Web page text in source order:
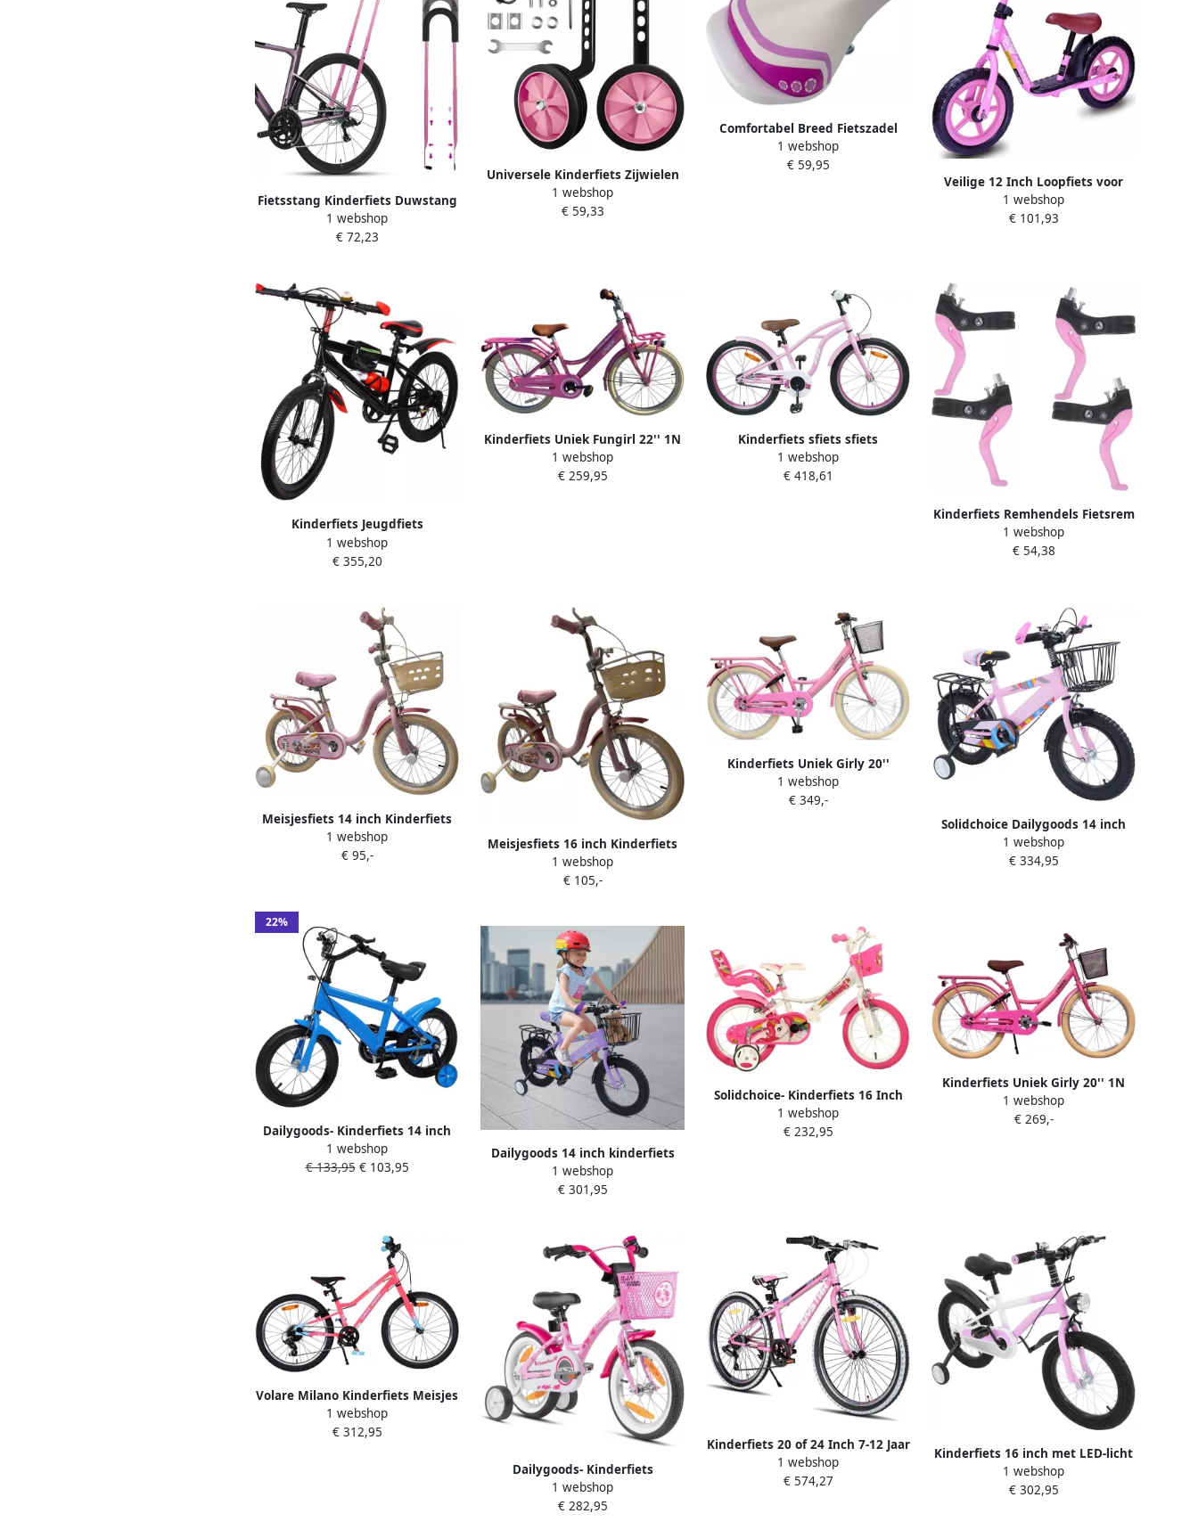
Fietsstang Kinderfiets Duwstang
Fiets Leren Fietsen Verstelbare
Lengte 54-74 cm Roze
1 webshop
€ 72,23
Universele Kinderfiets Zijwielen
voor 12 tot 20 Inch Fietsen
1 webshop
€ 59,33
Comfortabel Breed Fietszadel
voor Kinderfietsen Geschikt voor
16 tot 18 Inch Meisjesfietsen
1 webshop
€ 59,95
Veilige 12 Inch Loopfiets voor
Kinderen Schattige en Robuuste
Balance Bike voor en
1 webshop
€ 101,93
Kinderfiets Jeugdfiets
Mountainbike Buiten Fietsen 7
Versnellingen 20 Inch Roze
1 webshop
€ 355,20
Kinderfiets Uniek Fungirl 22'' 1N
Roze
1 webshop
€ 259,95
Kinderfiets sfiets sfiets
Fietstraining en Ontwikkeling
Robuust Stalen Frame 18 inch
1 webshop
€ 418,61
Kinderfiets Remhendels Fietsrem
Onderdelen Fiets Reparatie
Lichtgewicht Aluminium 13 x 8.4
1 webshop
€ 54,38
Meisjesfiets 14 inch Kinderfiets
14 Inch
1 webshop
€ 95,-
Meisjesfiets 16 inch Kinderfiets
16 Inch Roze Kleur Meisjesfiets
1 webshop
€ 105,-
Kinderfiets Uniek Girly 20''
3Nexus Roze
1 webshop
€ 349,-
Solidchoice Dailygoods 14 inch
kinderfiets voor kinderen van 3-6
jaar oud met zijwieltjes & mandje
1 webshop
€ 334,95
22%
Dailygoods- Kinderfiets 14 inch
Instelbaar Steunwielen
Hoogwaardig frame Dempende
1 webshop
€ 133,95€ 103,95
Dailygoods 14 inch kinderfiets
verstelbare stoel kinderfiets
belasting 50 kg met
1 webshop
€ 301,95
Solidchoice- Kinderfiets 16 Inch
Roze Fiets met Eenhoornsticker
Verstelbaar Zadel Stuur
1 webshop
€ 232,95
Kinderfiets Uniek Girly 20'' 1N
Roze
1 webshop
€ 269,-
Volare Milano Kinderfiets Meisjes
20 inch Roze 6 Speed Twee
handremmen
1 webshop
€ 312,95
Dailygoods- Kinderfiets
Hoogwaardige Kwaliteit
Veiligheid Kindvriendelijk
1 webshop
€ 282,95
Kinderfiets 20 of 24 Inch 7-12 Jaar
Mountainbike met Witte Banden
1 webshop
€ 574,27
Kinderfiets 16 inch met LED-licht
en zijwielen voor en 5-8 jaar
1 webshop
€ 302,95